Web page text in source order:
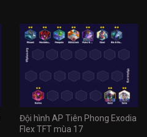
Đội hình AP Tiên Phong Exodia
Flex TFT mùa 17